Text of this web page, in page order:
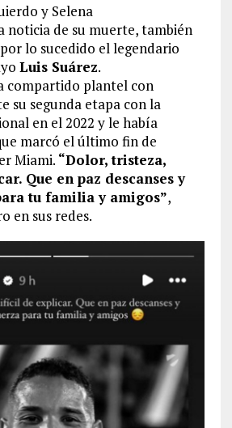
y Selena
noticia de su muerte, también
lo sucedido el legendario
Luis Suárez.
compartido plantel con
su segunda etapa con la
en el 2022 y le había
marcó el último fin de
Miami. “Dolor, tristeza,
Que en paz descanses y
tu familia y amigos”,
en sus redes.